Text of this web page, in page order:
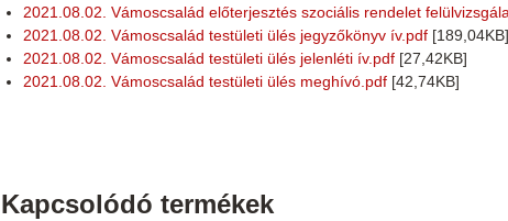
2021.08.02. Vámoscsalád előterjesztés szociális rendelet
2021.08.02. Vámoscsalád testületi ülés jegyzőkönyv ív.pdf [189,04KB]
2021.08.02. Vámoscsalád testületi ülés jelenléti ív.pdf [27,42KB]
2021.08.02. Vámoscsalád testületi ülés meghívó.pdf [42,74KB]
Kapcsolódó termékek